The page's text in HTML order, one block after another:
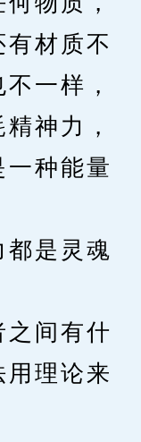
材质不
一样，
神力，
种能量
是灵魂
间有什
理论来